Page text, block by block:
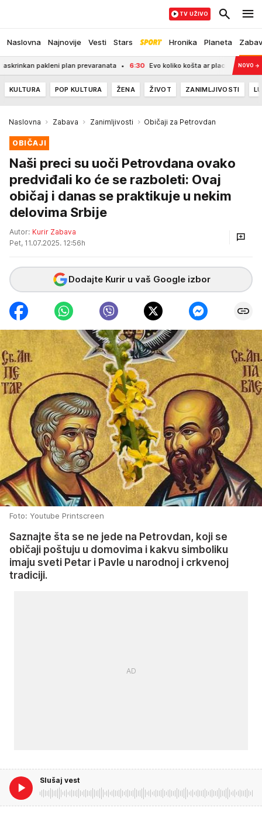
Naslovna Najnovije Vesti Stars Hronika Planeta
TV UŽIVO
plan prevaranata 6:30 Evo koliko košta ar placa na planini Goč:NOVO →
KULTURA POP KULTURA ŽENA ŽIVOT ZANIMLJIVOSTI
Naslovna Zabava Zanimljivosti Običaji za Petrovdan
OBIČAJI
Naši preci su uoči Petrovdana ovako
predviđali ko će se razboleti: Ovaj
običaj i danas se praktikuje u nekim
delovima Srbije
Autor: Kurir Zabava
Pet, 11.07.2025. 12:56h
Dodajte Kurir u vaš Google izbor
Foto: Youtube Printscreen
Saznajte šta se ne jede na Petrovdan, koji se
običaji poštuju u domovima i kakvu simboliku
imaju sveti Petar i Pavle u narodnoj i crkvenoj
tradiciji.
Slušaj vest